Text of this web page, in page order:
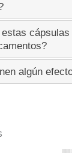
algún